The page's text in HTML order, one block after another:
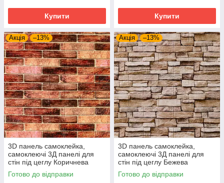
Купити Купити
Акція –13%
3D панель самоклейка,
самоклеючі 3Д панелі для
стін під цеглу Коричнева
Катеринославська,
700х770х3 мм
Готово до відправки
Акція –13%
3D панель самоклейка,
самоклеючі 3Д панелі для
стін під цеглу Бежева
Катеринославська, 3 мм
Готово до відправки